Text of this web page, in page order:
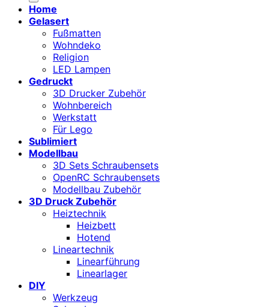
Home
Gelasert
Fußmatten
Wohndeko
Religion
LED Lampen
Gedruckt
3D Drucker Zubehör
Wohnbereich
Werkstatt
Für Lego
Sublimiert
Modellbau
3D Sets Schraubensets
OpenRC Schraubensets
Modellbau Zubehör
3D Druck Zubehör
Heiztechnik
Heizbett
Hotend
Lineartechnik
Linearführung
Linearlager
DIY
Werkzeug